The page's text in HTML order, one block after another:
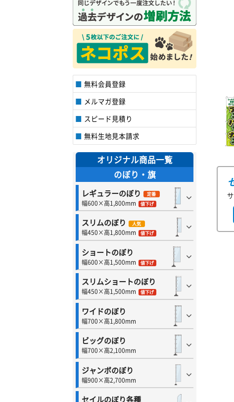
無料会員登録
メルマガ登録
スピード見積り
無料生地見本請求
オリジナル商品一覧
のぼり・旗
レギュラーのぼり 定番
幅600×高1,800mm 値下げ
スリムのぼり 人気
幅450×高1,800mm 値下げ
ショートのぼり
幅600×高1,500mm 値下げ
スリムショートのぼり
幅450×高1,500mm 値下げ
ワイドのぼり
幅700×高1,800mm
ビッグのぼり
幅700×高2,100mm
ジャンボのぼり
幅900×高2,700mm
セイルのぼり各種